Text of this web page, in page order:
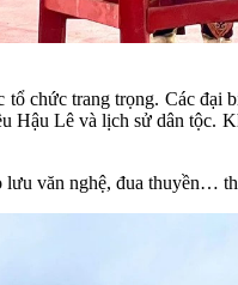
chức trang trọng. Các đại
Lê và lịch sử dân tộc.
văn nghệ, đua thuyền…